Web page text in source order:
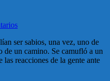
ser sabios, una vez, uno de
de un camino. Se camufló a un
reacciones de la gente ante